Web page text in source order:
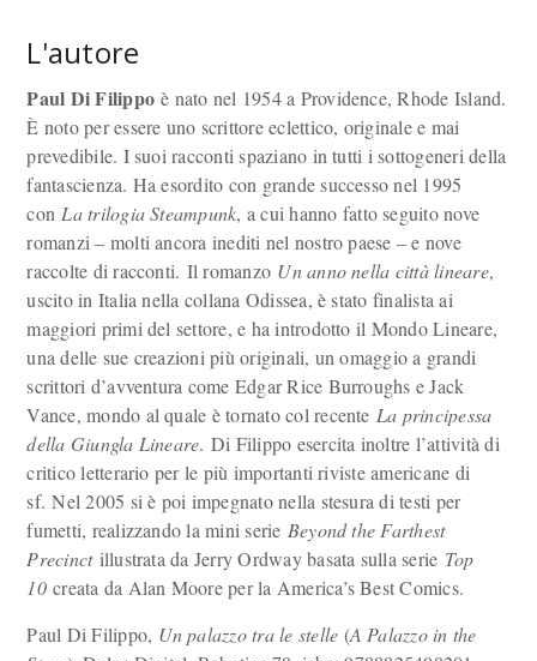
L'autore
Paul Di Filippo è nato nel 1954 a Providence, Rhode Island.
È noto per essere uno scrittore eclettico, originale e mai
prevedibile. I suoi racconti spaziano in tutti i sottogeneri della
fantascienza. Ha esordito con grande successo nel 1995
con La trilogia Steampunk, a cui hanno fatto seguito nove
romanzi – molti ancora inediti nel nostro paese – e nove
raccolte di racconti. Il romanzo Un anno nella città lineare,
uscito in Italia nella collana Odissea, è stato finalista ai
maggiori primi del settore, e ha introdotto il Mondo Lineare,
una delle sue creazioni più originali, un omaggio a grandi
scrittori d’avventura come Edgar Rice Burroughs e Jack
Vance, mondo al quale è tornato col recente La principessa
della Giungla Lineare. Di Filippo esercita inoltre l’attività di
critico letterario per le più importanti riviste americane di
sf. Nel 2005 si è poi impegnato nella stesura di testi per
fumetti, realizzando la mini serie Beyond the Farthest
Precinctillustrata da Jerry Ordway basata sulla serie Top
10creata da Alan Moore per la America’s Best Comics.
Paul Di Filippo, Un palazzo tra le stelle (A Palazzo in the